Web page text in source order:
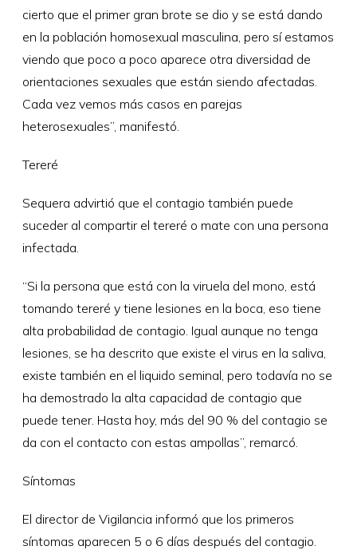
cierto que el primer gran brote se dio y se está dando
en la población homosexual masculina, pero sí estamos
viendo que poco a poco aparece otra diversidad de
orientaciones sexuales que están siendo afectadas.
Cada vez vemos más casos en parejas
heterosexuales”, manifestó.
Tereré
Sequera advirtió que el contagio también puede
suceder al compartir el tereré o mate con una persona
infectada.
“Si la persona que está con la viruela del mono, está
tomando tereré y tiene lesiones en la boca, eso tiene
alta probabilidad de contagio. Igual aunque no tenga
lesiones, se ha descrito que existe el virus en la saliva,
existe también en el liquido seminal, pero todavía no se
ha demostrado la alta capacidad de contagio que
puede tener. Hasta hoy, más del 90 % del contagio se
da con el contacto con estas ampollas”, remarcó.
Síntomas
El director de Vigilancia informó que los primeros
síntomas aparecen 5 o 6 días después del contagio.